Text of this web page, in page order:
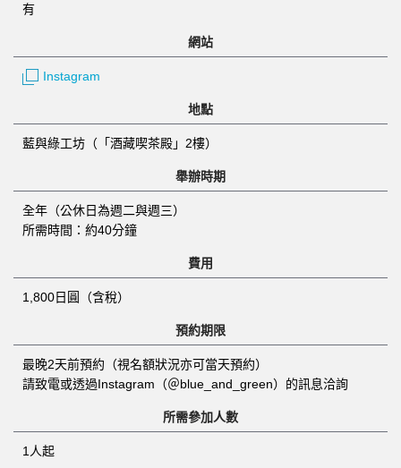
有
網站
Instagram
地點
藍與綠工坊（「酒藏喫茶殿」2樓）
舉辦時期
全年（公休日為週二與週三）
所需時間：約40分鐘
費用
1,800日圓（含稅）
預約期限
最晚2天前預約（視名額狀況亦可當天預約）
請致電或透過Instagram（＠blue_and_green）的訊息洽詢
所需參加人數
1人起